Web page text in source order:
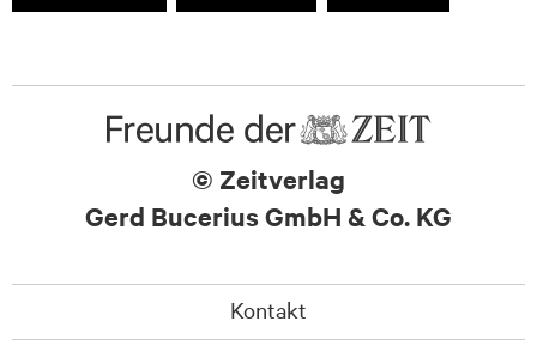
© Zeitverlag
Gerd Bucerius GmbH & Co. KG
Kontakt